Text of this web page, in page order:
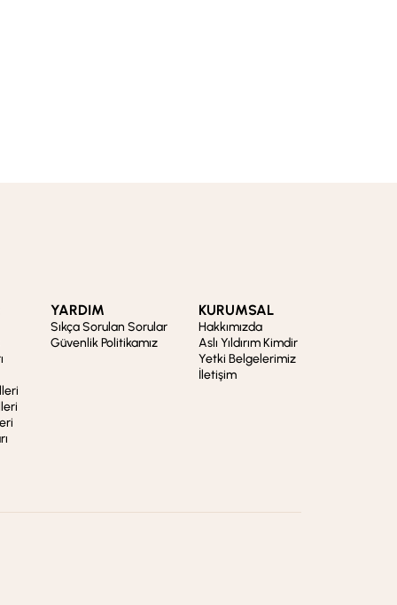
YARDIM
Sıkça Sorulan Sorular
Güvenlik Politikamız
KURUMSAL
Hakkımızda
Aslı Yıldırım Kimdir
Yetki Belgelerimiz
İletişim